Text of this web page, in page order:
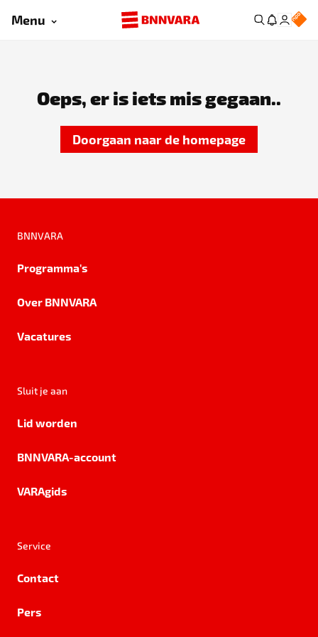
Menu
Oeps, er is iets mis gegaan..
Doorgaan naar de homepage
BNNVARA
Programma's
Over BNNVARA
Vacatures
Sluit je aan
Lid worden
BNNVARA-account
VARAgids
Service
Contact
Pers